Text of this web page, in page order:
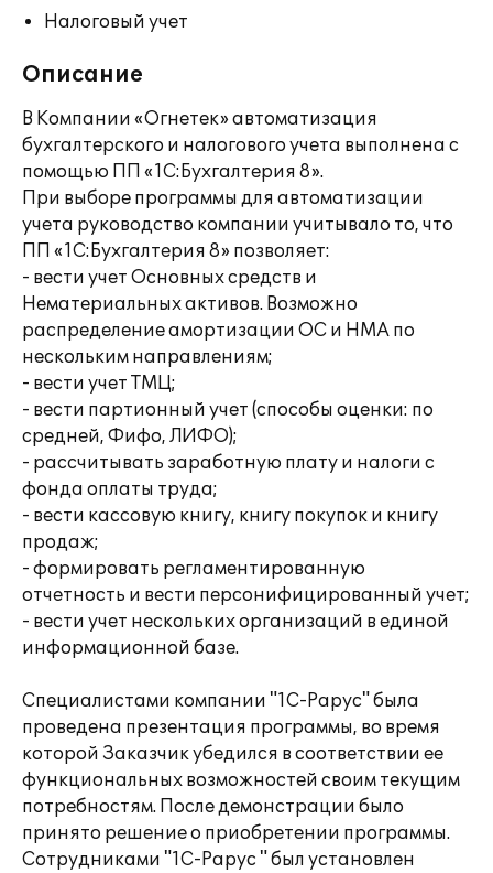
Налоговый учет
Описание
В Компании «Огнетек» автоматизация
бухгалтерского и налогового учета выполнена с
помощью ПП «1С:Бухгалтерия 8».
При выборе программы для автоматизации
учета руководство компании учитывало то, что
ПП «1С:Бухгалтерия 8» позволяет:
- вести учет Основных средств и
Нематериальных активов. Возможно
распределение амортизации ОС и НМА по
нескольким направлениям;
- вести учет ТМЦ;
- вести партионный учет (способы оценки: по
средней, Фифо, ЛИФО);
- рассчитывать заработную плату и налоги с
фонда оплаты труда;
- вести кассовую книгу, книгу покупок и книгу
продаж;
- формировать регламентированную
отчетность и вести персонифицированный учет;
- вести учет нескольких организаций в единой
информационной базе.
Специалистами компании "1С-Рарус" была
проведена презентация программы, во время
которой Заказчик убедился в соответствии ее
функциональных возможностей своим текущим
потребностям. После демонстрации было
принято решение о приобретении программы.
Сотрудниками "1С-Рарус " был установлен